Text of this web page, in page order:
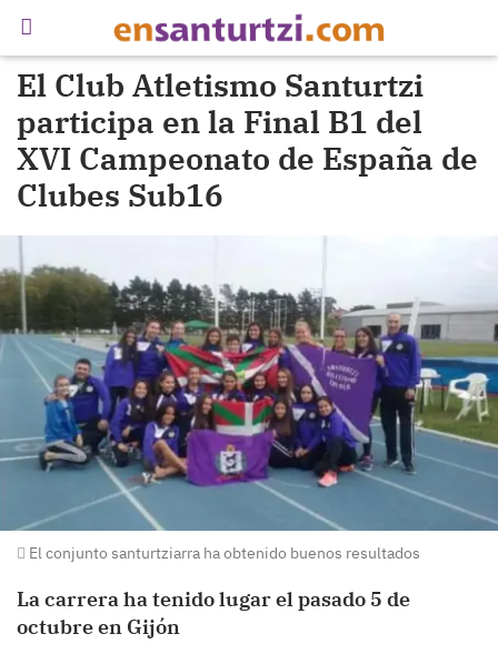
El Club Atletismo Santurtzi
participa en la Final B1 del
XVI Campeonato de España de
Clubes Sub16
El conjunto santurtziarra ha obtenido buenos resultados
La carrera ha tenido lugar el pasado 5 de
octubre en Gijón